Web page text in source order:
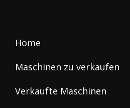
Home
Maschinen zu verkaufen
Verkaufte Maschinen